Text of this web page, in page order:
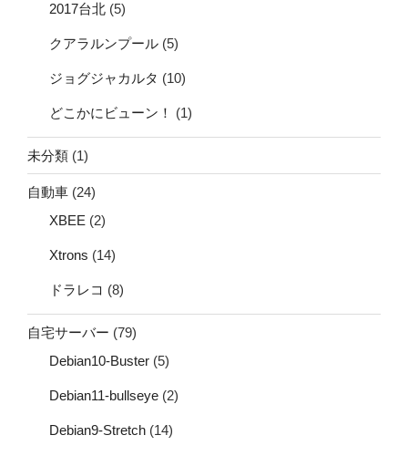
2017台北 (5)
クアラルンプール (5)
ジョグジャカルタ (10)
どこかにビューン！ (1)
未分類 (1)
自動車 (24)
XBEE (2)
Xtrons (14)
ドラレコ (8)
自宅サーバー (79)
Debian10-Buster (5)
Debian11-bullseye (2)
Debian9-Stretch (14)